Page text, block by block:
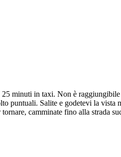
minuti in taxi. Non è
puntuali. Salite e godetevi la
camminate fino alla strada